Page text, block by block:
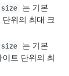
는 기본
위의 최대 크
는 기본
트 단위의 최